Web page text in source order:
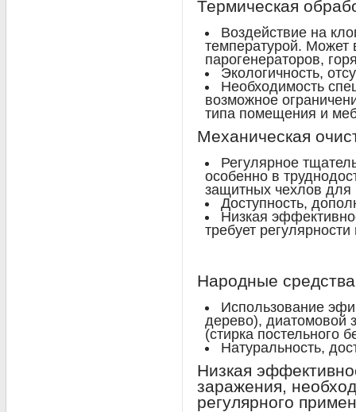
Термическая
Воздействие на
температурой. Может
парогенераторов,
Экологичность,
Необходимость
возможное
типа помещения и
Механическая
Регулярное
особенно в
защитных чехлов для
Доступность,
Низкая
требует
Народные
Использование
дерево), диатомовой
(стирка постельного
Натуральность,
Низкая
заражения,
регулярного